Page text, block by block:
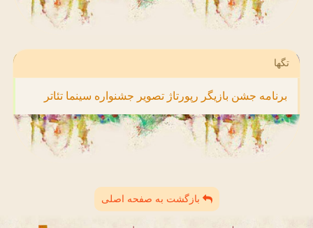
تگها
برنامه جشن بازیگر رپورتاژ تصویر جشنواره سینما تئاتر
بازگشت به صفحه اصلی